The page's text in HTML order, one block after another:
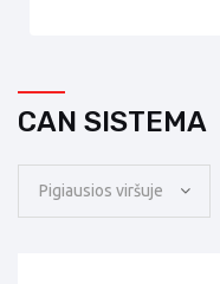
CAN SISTEMA
Pigiausios viršuje